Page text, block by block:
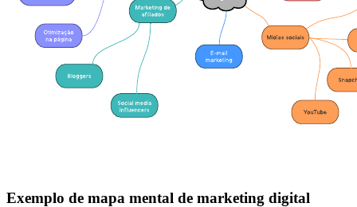
Exemplo de mapa mental de marketing digital